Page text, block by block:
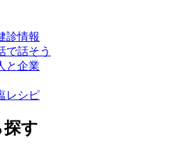
診情報
で話そう
と企業
レシピ
す